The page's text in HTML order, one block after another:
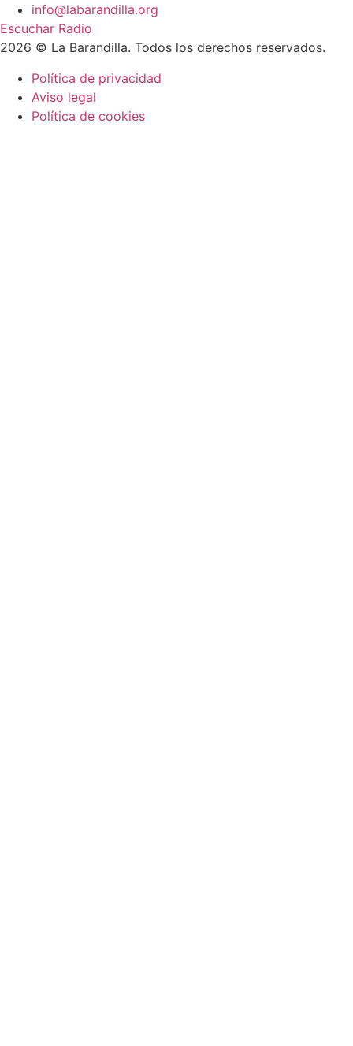
info@labarandilla.org
Escuchar Radio
2026 © La Barandilla. Todos los derechos reservados.
Política de privacidad
Aviso legal
Política de cookies